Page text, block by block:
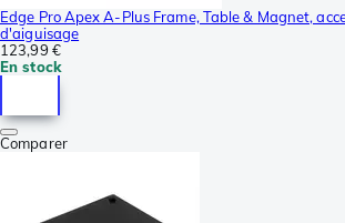
Edge Pro Apex A-Plus Frame, Table & Magnet,
d'aiguisage
123,99 €
En stock
Comparer